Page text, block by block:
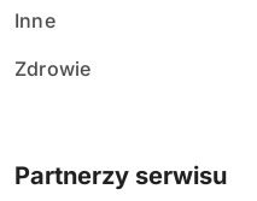
Inne
Zdrowie
Partnerzy serwisu